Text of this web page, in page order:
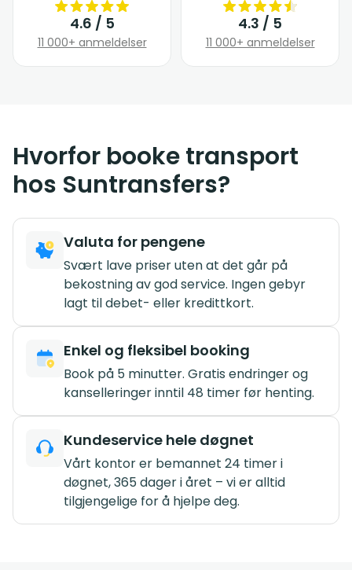
4.6 / 5
11 000+ anmeldelser
4.3 / 5
11 000+ anmeldelser
Hvorfor booke transport
hos Suntransfers?
Valuta for pengene
Svært lave priser uten at det går på
bekostning av god service. Ingen gebyr
lagt til debet- eller kredittkort.
Enkel og fleksibel booking
Book på 5 minutter. Gratis endringer og
kanselleringer inntil 48 timer før henting.
Kundeservice hele døgnet
Vårt kontor er bemannet 24 timer i
døgnet, 365 dager i året – vi er alltid
tilgjengelige for å hjelpe deg.